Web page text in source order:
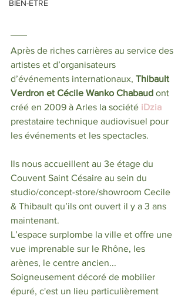
BIEN-ÊTRE
Après de riches carrières au service des
artistes et d’organisateurs
d’événements internationaux, Thibault
Verdron et Cécile Wanko Chabaud ont
créé en 2009 à Arles la société iDzia
prestataire technique audiovisuel pour
les événements et les spectacles.
Ils nous accueillent au 3e étage du
Couvent Saint Césaire au sein du
studio/concept-store/showroom Cecile
& Thibault qu’ils ont ouvert il y a 3 ans
maintenant.
L’espace surplombe la ville et offre une
vue imprenable sur le Rhône, les
arènes, le centre ancien...
Soigneusement décoré de mobilier
épuré, c'est un lieu particulièrement